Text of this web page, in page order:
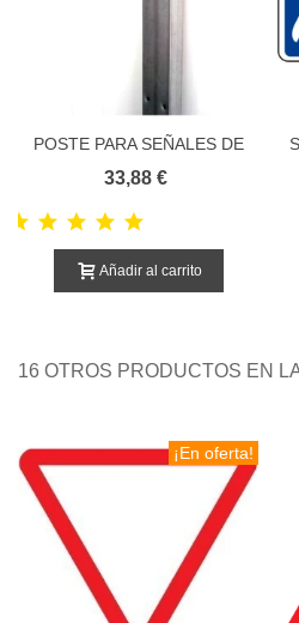
POSTE PARA SEÑALES DE
TRÁFICO
33,88 €
Añadir al carrito
16 OTROS PRODUCTOS EN
¡En oferta!